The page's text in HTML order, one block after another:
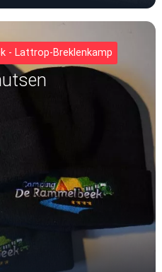
- Lattrop-Breklenkamp